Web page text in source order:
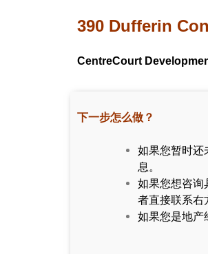
390 Dufferin
CentreCourt
下一步怎么做？
如果您暂时还
息。
如果您想咨询
者直接联系右
如果您是地产